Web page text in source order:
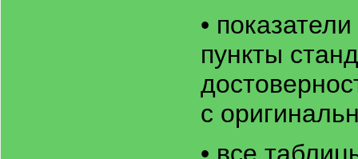
•
пункты
с
• все